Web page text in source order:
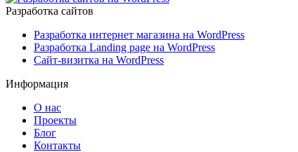
Разработка сайтов
Разработка интернет магазина на WordPress
Разработка Landing page на WordPress
Сайт-визитка на WordPress
Информация
О нас
Проекты
Блог
Контакты